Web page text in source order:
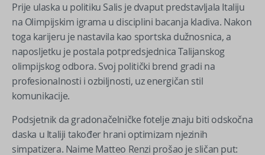
Prije ulaska u politiku Salis je dvaput predstavljala Italiju
na Olimpijskim igrama u disciplini bacanja kladiva. Nakon
toga karijeru je nastavila kao sportska dužnosnica, a
naposljetku je postala potpredsjednica Talijanskog
olimpijskog odbora. Svoj politički brend gradi na
profesionalnosti i ozbiljnosti, uz energičan stil
komunikacije.
Podsjetnik da gradonačelničke fotelje znaju biti odskočna
daska u Italiji također hrani optimizam njezinih
simpatizera. Naime Matteo Renzi prošao je sličan put: